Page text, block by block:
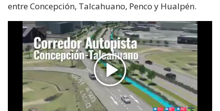
entre Concepción, Talcahuano, Penco y Hualpén.